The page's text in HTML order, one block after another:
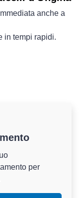
anche a
in tempi rapidi.
per